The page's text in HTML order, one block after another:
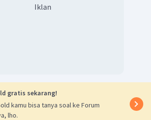
Iklan
gratis sekarang!
kamu bisa tanya soal ke Forum
lho.